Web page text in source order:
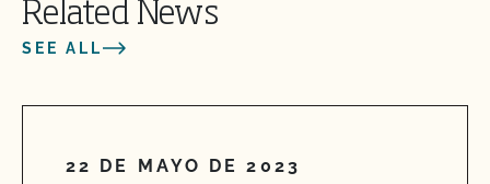
Related News
SEE ALL
22 DE MAYO DE 2023